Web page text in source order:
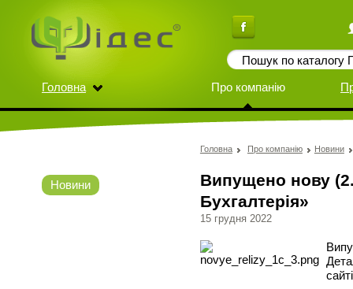
Головна Про компанію
Новини
Головна Про компанію Новини
Випущено нову
Бухгалтерія»
15 грудня 2022